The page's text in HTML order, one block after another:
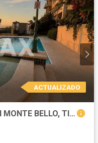
ACTUALIZADO
DEPARTAMENTO EN RENTA EN MONTE BELLO, TIJUANA B.C.